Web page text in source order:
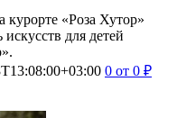
курорте «Роза Хутор»
для детей
0 от 0 ₽